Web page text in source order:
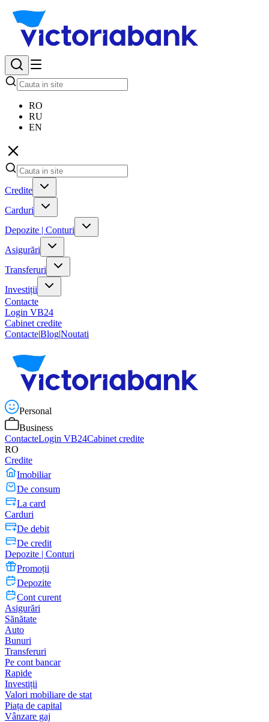
RO
RU
EN
Credite
Carduri
Depozite | Conturi
Asigurări
Transferuri
Investiții
Contacte
Login VB24
Cabinet credite
Contacte|Blog|Noutati
Personal
Business
ContacteLogin VB24Cabinet credite
RO
Credite
Imobiliar
De consum
La card
Carduri
De debit
De credit
Depozite | Conturi
Promoții
Depozite
Cont curent
Asigurări
Sănătate
Auto
Bunuri
Transferuri
Pe cont bancar
Rapide
Investiții
Valori mobiliare de stat
Piața de capital
Vânzare gaj